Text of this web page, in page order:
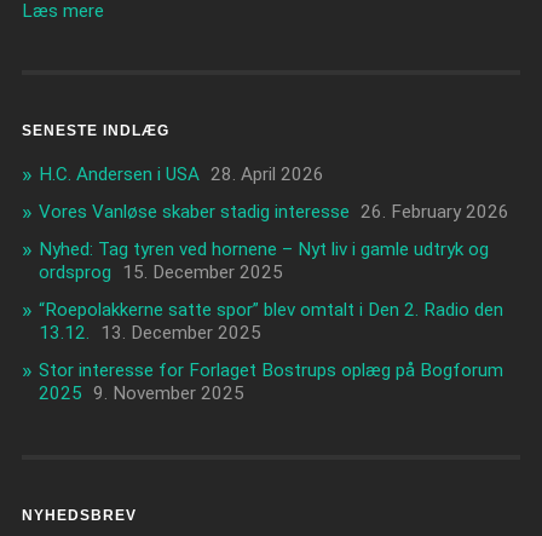
Læs mere
SENESTE INDLÆG
H.C. Andersen i USA 28. April 2026
Vores Vanløse skaber stadig interesse
26. February 2026
Nyhed: Tag tyren ved hornene – Nyt liv i gamle udtryk og
ordsprog
15. December 2025
“Roepolakkerne satte spor” blev omtalt i Den 2. Radio den
13.12.
13. December 2025
Stor interesse for Forlaget Bostrups oplæg på Bogforum
2025 9. November 2025
NYHEDSBREV